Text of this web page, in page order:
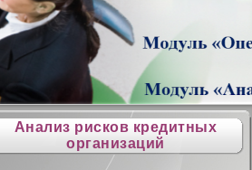
Анализ рисков кредитных
организаций